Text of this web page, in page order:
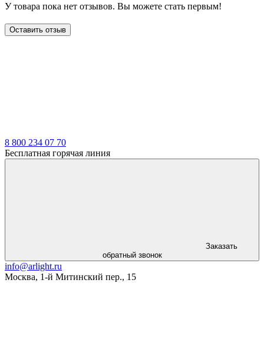
У товара пока нет отзывов. Вы можете стать первым!
Оставить отзыв
8 800 234 07 70
Бесплатная горячая линия
Заказать
обратный звонок
info@arlight.ru
Москва, 1-й Митинский пер., 15